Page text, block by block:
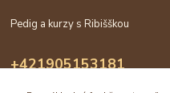
Pedig a kurzy s Ribišškou
+421905153181